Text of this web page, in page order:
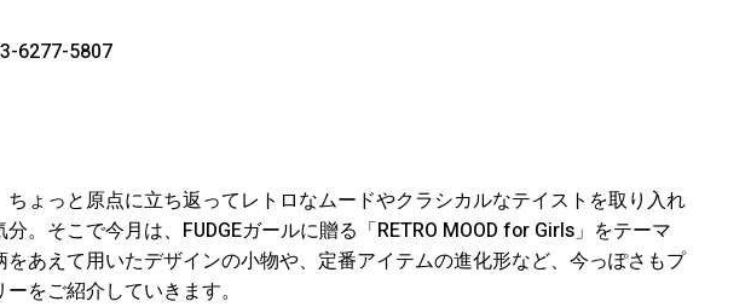
6277-5807
ちょっと原点に立ち返ってレトロなムードやクラシカルなテイストを取り入れ
。そこで今月は、FUDGEガールに贈る「RETRO MOOD for Girls」をテーマ
あえて用いたデザインの小物や、定番アイテムの進化形など、今っぽさもプ
をご紹介していきます。